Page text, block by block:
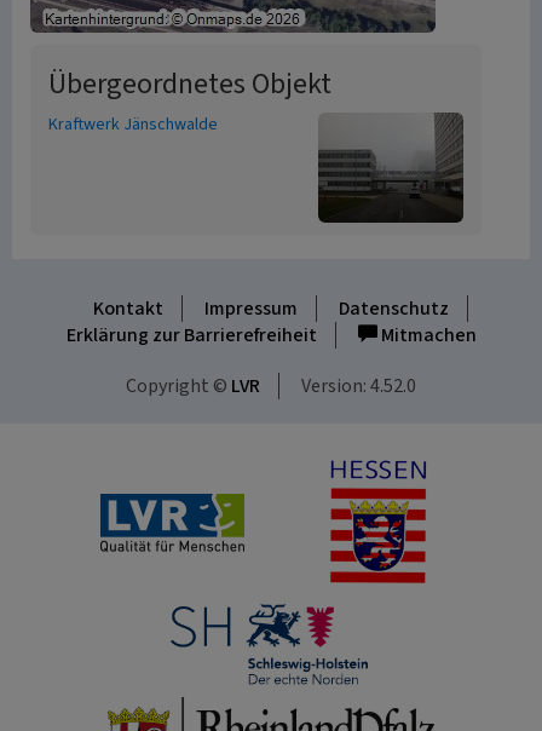
Übergeordnetes Objekt
Kraftwerk Jänschwalde
Kontakt Impressum
Datenschutz
Erklärung zur Barrierefreiheit
Mitmachen
Copyright © LVR Version: 4.52.0